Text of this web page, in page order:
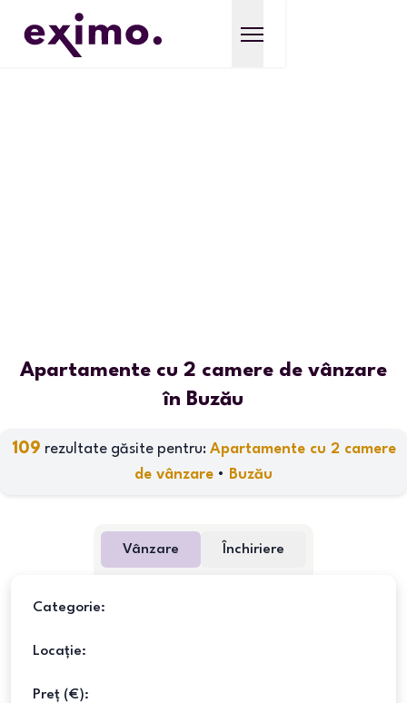
Apartamente cu 2 camere de vânzare
în Buzău
109 rezultate găsite pentru: Apartamente cu 2 camere
de vânzare • Buzău
Vânzare Închiriere
Categorie:
Locație:
Preț (€):